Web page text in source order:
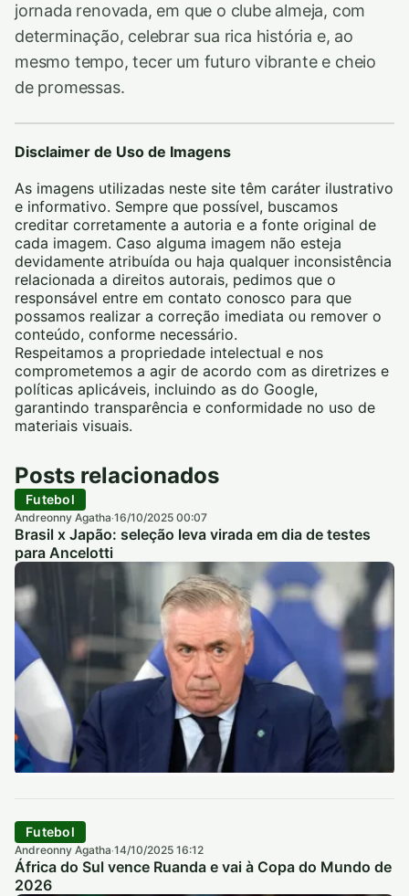
jornada renovada, em que o clube almeja, com
determinação, celebrar sua rica história e, ao
mesmo tempo, tecer um futuro vibrante e cheio
de promessas.
Disclaimer de Uso de Imagens
As imagens utilizadas neste site têm caráter ilustrativo
e informativo. Sempre que possível, buscamos
creditar corretamente a autoria e a fonte original de
cada imagem. Caso alguma imagem não esteja
devidamente atribuída ou haja qualquer inconsistência
relacionada a direitos autorais, pedimos que o
responsável entre em contato conosco para que
possamos realizar a correção imediata ou remover o
conteúdo, conforme necessário.
Respeitamos a propriedade intelectual e nos
comprometemos a agir de acordo com as diretrizes e
políticas aplicáveis, incluindo as do Google,
garantindo transparência e conformidade no uso de
materiais visuais.
Posts relacionados
Futebol
Andreonny Agatha·16/10/2025 00:07
Brasil x Japão: seleção leva virada em dia de testes
para Ancelotti
Futebol
Andreonny Agatha·14/10/2025 16:12
África do Sul vence Ruanda e vai à Copa do Mundo de
2026